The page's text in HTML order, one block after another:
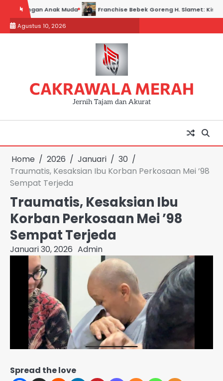
content
Anak Muda Franchise Bebek Goreng H. Slamet: Kisah Sukses
Agustus 10, 2026
CAKRAWALA MERAH
Jernih Tajam dan Akurat
Home 2026 Januari
30
Traumatis, Kesaksian Ibu Korban Perkosaan Mei ’98
Sempat Terjeda
Traumatis, Kesaksian Ibu
Korban Perkosaan Mei ’98
Sempat Terjeda
Januari 30, 2026 Admin
Spread the love